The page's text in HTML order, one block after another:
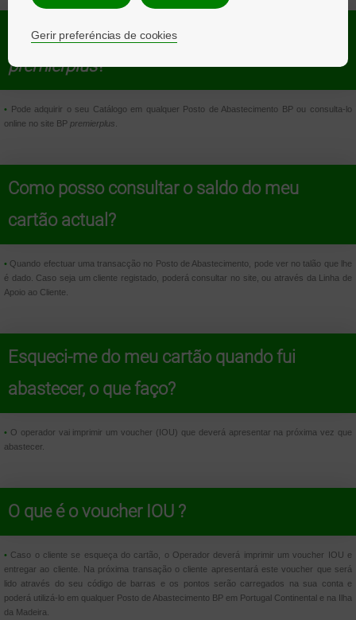
Gerir preferéncias de cookies
Onde posso obter um Catálogo BP
premierplus?
• Pode adquirir o seu Catálogo em qualquer Posto de Abastecimento BP ou consulta-lo
online no site BP premierplus
Como posso consultar o saldo do meu
cartão actual?
• Quando efectuar uma transacção no Posto de Abastecimento, pode ver no talão que lhe
é dado. Caso seja um cliente registado, poderá consultar no site, ou através da Linha de
Apoio ao Cliente.
Esqueci-me do meu cartão quando fui
abastecer, o que faço?
• O operador vai imprimir um voucher (IOU) que deverá apresentar na próxima vez que
abastecer.
O que é o voucher IOU ?
• Caso o cliente se esqueça do cartão, o Operador deverá imprimir um voucher IOU e
entregar ao cliente. Na próxima transação o cliente apresentará este voucher que será
lido através do seu código de barras e os pontos serão carregados na sua conta e
poderá utilizá-lo em qualquer Posto de Abastecimento BP em Portugal Continental e na Ilha
da Madeira.